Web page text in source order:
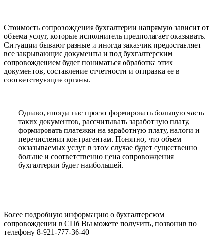
Стоимость сопровождения бухгалтерии напрямую зависит от
объема услуг, которые исполнитель предполагает оказывать.
Ситуации бывают разные и иногда заказчик предоставляет
все закрывающие документы и под бухгалтерским
сопровождением будет пониматься обработка этих
документов, составление отчетности и отправка ее в
соответствующие органы.
Однако, иногда нас просят формировать большую часть
таких документов, рассчитывать заработную плату,
формировать платежки на заработную плату, налоги и
перечисления контрагентам. Понятно, что объем
окзазываемых услуг в этом случае будет существенно
больше и соответственно цена сопровождения
бухгалтерии будет наибольшей.
Более подробную информацию о бухгалтерском
сопровождении в СПб Вы можете получить, позвонив по
телефону 8-921-777-36-40